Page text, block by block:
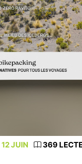
12 JUIN 369